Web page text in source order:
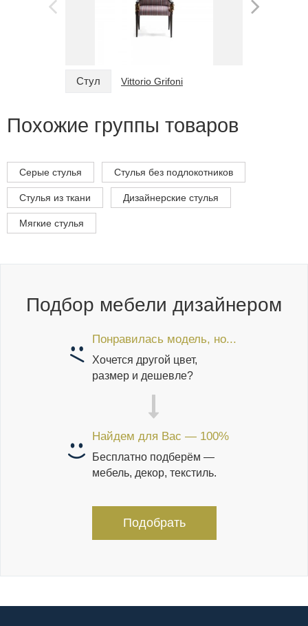
Стул Vittorio Grifoni
Похожие группы товаров
Серые стулья Стулья без подлокотников
Стулья из ткани Дизайнерские стулья
Мягкие стулья
Подбор мебели дизайнером
Понравилась модель, но...
Хочется другой цвет,
размер и дешевле?
Найдем для Вас — 100%
Бесплатно подберём —
мебель, декор, текстиль.
Подобрать